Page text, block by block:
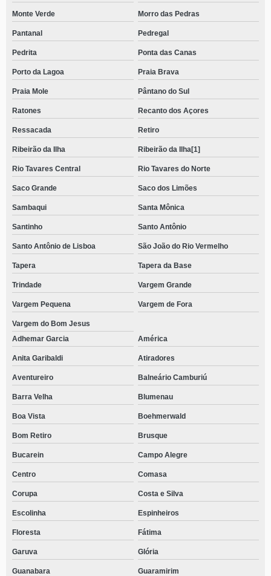
Monte Verde Morro das Pedras
Pantanal Pedregal
Pedrita Ponta das Canas
Porto da Lagoa Praia Brava
Praia Mole Pântano do Sul
Ratones Recanto dos Açores
Ressacada Retiro
Ribeirão da Ilha Ribeirão da Ilha[1]
Rio Tavares Central Rio Tavares do Norte
Saco Grande Saco dos Limões
Sambaqui Santa Mônica
Santinho Santo Antônio
Santo Antônio de Lisboa São João do Rio Vermelho
Tapera Tapera da Base
Trindade Vargem Grande
Vargem Pequena Vargem de Fora
Vargem do Bom Jesus
Adhemar Garcia
América
Anita Garibaldi Atiradores
Aventureiro Balneário Camburiú
Barra Velha Blumenau
Boa Vista Boehmerwald
Bom Retiro Brusque
Bucarein Campo Alegre
Centro Comasa
Corupa Costa e Silva
Escolinha Espinheiros
Floresta Fátima
Garuva Glória
Guanabara Guaramirim